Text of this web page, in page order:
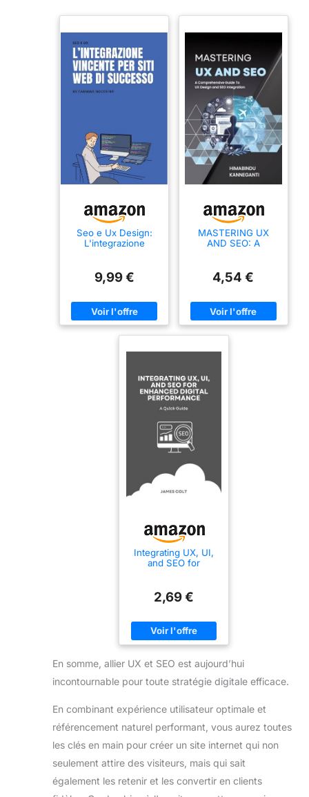
Seo e Ux Design:
L'integrazione
Edition)
9,99 €
MASTERING UX
AND SEO: A
and SEO Integration
(English Edition)
4,54 €
Integrating UX, UI,
and SEO for
quick guide (English
Edition)
2,69 €
En somme, allier UX et SEO est aujourd’hui
incontournable pour toute stratégie digitale efficace.
En combinant expérience utilisateur optimale et
référencement naturel performant, vous aurez toutes
les clés en main pour créer un site internet qui non
seulement attire des visiteurs, mais qui sait
également les retenir et les convertir en clients